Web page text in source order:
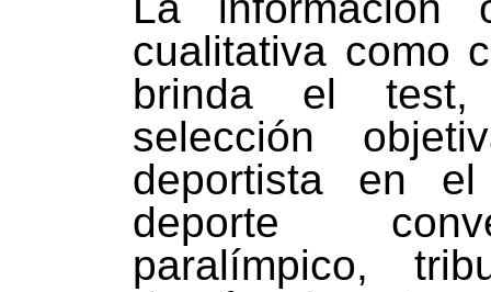
cualitativa como
brinda el test,
selección
deportista en
deporte
paralímpico,